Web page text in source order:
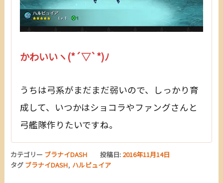
かわいいヽ(*´▽`*)ﾉ
うちは弓系がまだまだ弱いので、しっかり育
成して、いつかはショコラやファングさんと
弓艦隊作りたいですね。
投稿日: 2016年11月14日
カテゴリー ブラナイDASH
タグ ブラナイDASH, ハルピュイア